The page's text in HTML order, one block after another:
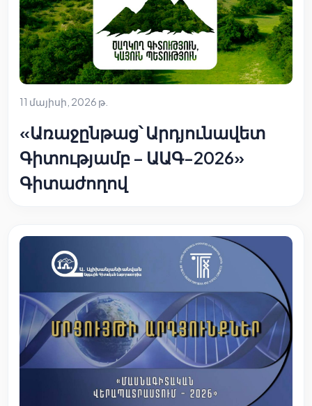
11 մայիսի, 2026 թ.
«Առաջընթաց՝ Արդյունավետ
Գիտությամբ – ԱԱԳ-2026»
Գիտաժողով